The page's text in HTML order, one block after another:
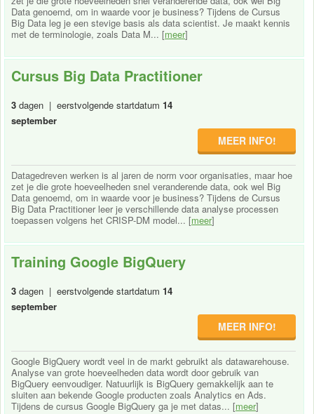
Data genoemd, om in waarde voor je business? Tijdens de Cursus
Big Data leg je een stevige basis als data scientist. Je maakt kennis
met de terminologie, zoals Data M... [meer]
Cursus Big Data Practitioner
3 dagen | eerstvolgende startdatum 14
september
MEER INFO!
Datagedreven werken is al jaren de norm voor organisaties, maar hoe
zet je die grote hoeveelheden snel veranderende data, ook wel Big
Data genoemd, om in waarde voor je business? Tijdens de Cursus
Big Data Practitioner leer je verschillende data analyse processen
toepassen volgens het CRISP-DM model... [meer]
Training Google BigQuery
3 dagen | eerstvolgende startdatum 14
september
MEER INFO!
Google BigQuery wordt veel in de markt gebruikt als datawarehouse.
Analyse van grote hoeveelheden data wordt door gebruik van
BigQuery eenvoudiger. Natuurlijk is BigQuery gemakkelijk aan te
sluiten aan bekende Google producten zoals Analytics en Ads.
Tijdens de cursus Google BigQuery ga je met datas... [meer]